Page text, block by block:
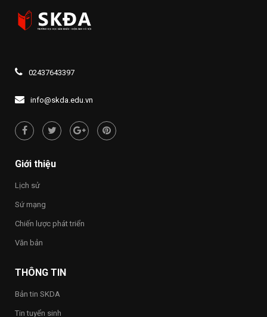
02437643397
info@skda.edu.vn
Giới thiệu
Lịch sử
Sứ mạng
Chiến lược phát triển
Văn bản
THÔNG TIN
Bản tin SKDA
Tin tuyển sinh